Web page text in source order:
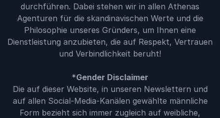
durchführen. Dabei stehen wir in allen Athenas
Agenturen für die skandinavischen Werte und die
Philosophie unseres Gründers, um Ihnen eine
Dienstleistung anzubieten, die auf Respekt, Vertrauen
und Verbindlichkeit beruht!
*Gender Disclaimer
Die auf dieser Website, in unseren Newslettern und
auf allen Social-Media-Kanälen gewählte männliche
Form bezieht sich immer zugleich auf weibliche,